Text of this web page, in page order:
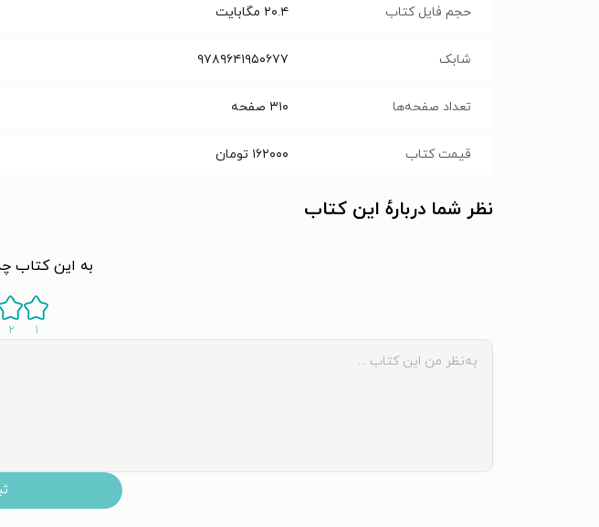
حجم فایل کتاب ۲۰.۴ مگابایت
شابک ۹۷۸۹۶۴۱۹۵۰۶۷۷
تعداد صفحه‌ها ۳۱۰ صفحه
قیمت کتاب ۱۶۲۰۰۰ تومان
نظر شما دربارهٔ این کتاب
به این کتاب
۱ ۲